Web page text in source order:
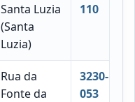
Santa Luzia
(Santa
Luzia)
110
Rua da
Fonte da
3230-
053